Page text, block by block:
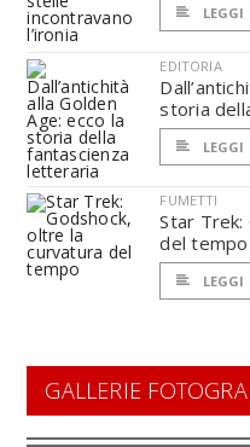
LEGGI
EDITORIA
storia
LEGGI
FUMETTI
Star Trek:
del tempo
LEGGI
GALLERIE